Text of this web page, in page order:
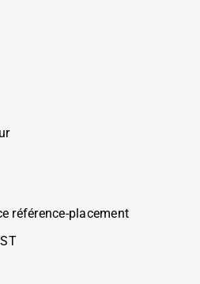
référence-placement